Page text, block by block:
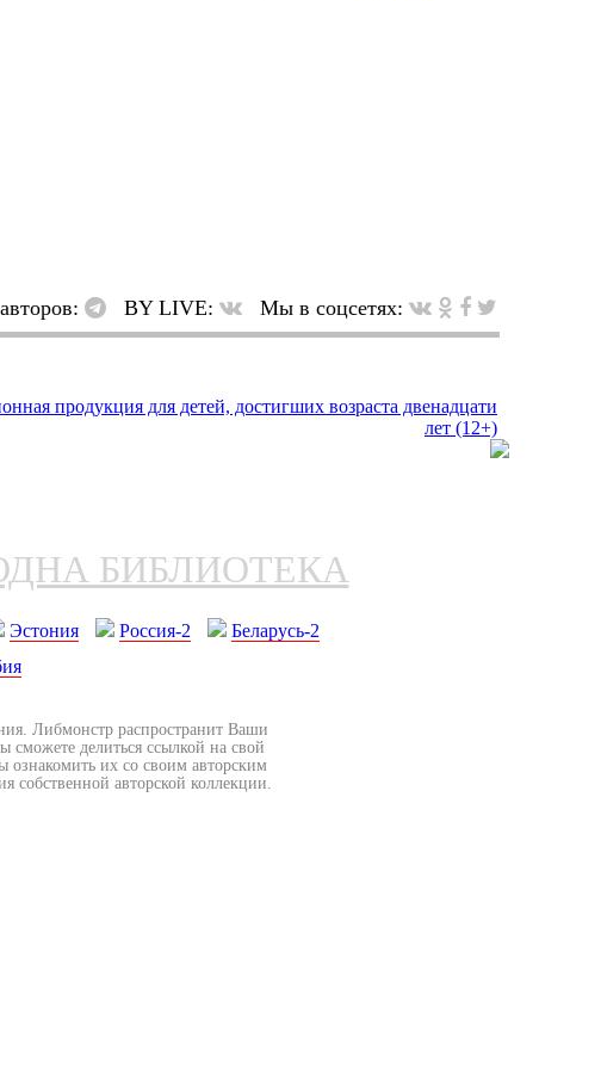
BY LIVE: Мы в соцсетях:
БИБЛИОТЕКА
Эстония Россия-2
Беларусь-2
Либмонстр распространит Ваши
делиться ссылкой на свой
их со своим авторским
собственной авторской коллекции.